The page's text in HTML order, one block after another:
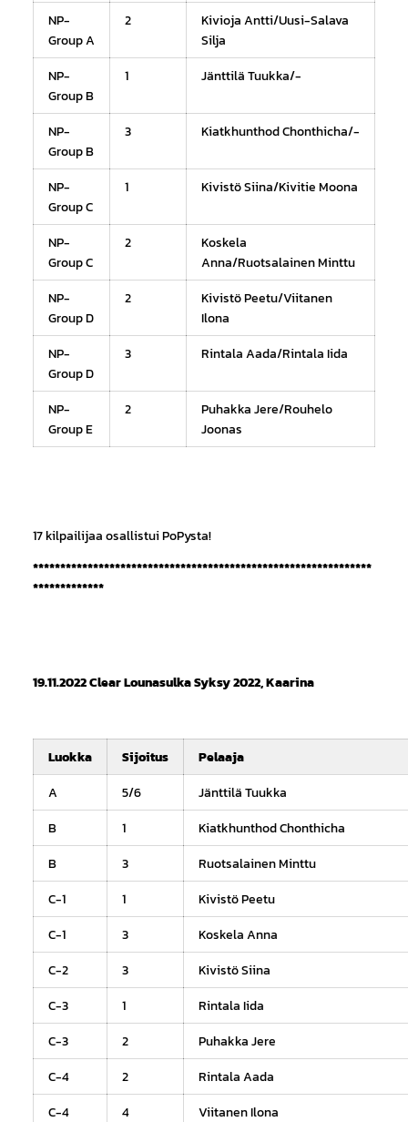
NP-
Group A
2
Kivioja Antti/Uusi-Salava
Silja
NP-
Group B
1 Jänttilä Tuukka/-
NP-
Group B
3 Kiatkhunthod Chonthicha/-
NP-
Group C
1 Kivistö Siina/Kivitie Moona
NP-
Group C
2
Koskela
Anna/Ruotsalainen Minttu
NP-
Group D
2
Kivistö Peetu/Viitanen
Ilona
NP-
Group D
3 Rintala Aada/Rintala Iida
NP-
Group E
2
Puhakka Jere/Rouhelo
Joonas
17 kilpailijaa osallistui PoPysta!
**************************************************************
*************
19.11.2022 Clear Lounasulka Syksy 2022, Kaarina
Luokka Sijoitus
Pelaaja
A
5/6
Jänttilä Tuukka
B
1
Kiatkhunthod Chonthicha
B
3
Ruotsalainen Minttu
C-1
1
Kivistö Peetu
C-1
3
Koskela Anna
C-2
3
Kivistö Siina
C-3
1
Rintala Iida
C-3
2
Puhakka Jere
C-4
2
Rintala Aada
C-4
4 Viitanen Ilona